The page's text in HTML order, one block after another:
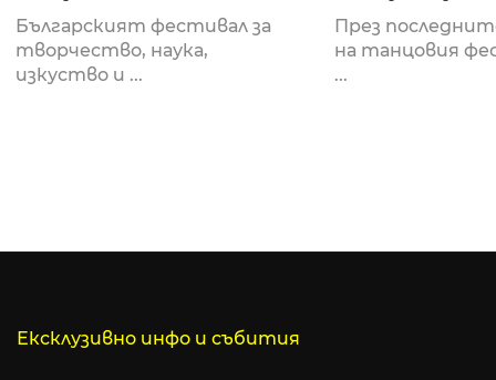
Fabrizio Mammarella
за откриването си
Българският фестивал за
творчество, наука,
изкуство и ...
Lucid,
рейв
През
на танцовия
...
Ексклузивно инфо и събития